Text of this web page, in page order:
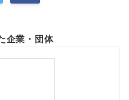
企業・団体